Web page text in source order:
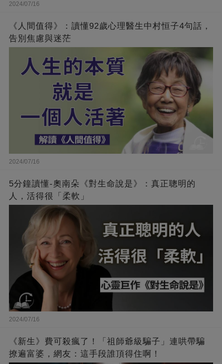
2024/07/16
《人間值得》：讀懂92歲心理醫生中村恒子4句話，
告別焦慮與迷茫
2024/07/16
5分鐘讀懂-奧南朵《對生命說是》：真正聰明的
人，活得很「柔軟」
2024/07/16
《新生》費可殺瘋了！「祖師爺級騙子」連哄帶騙
撩遍富婆，網友：這手段誰頂得住啊！